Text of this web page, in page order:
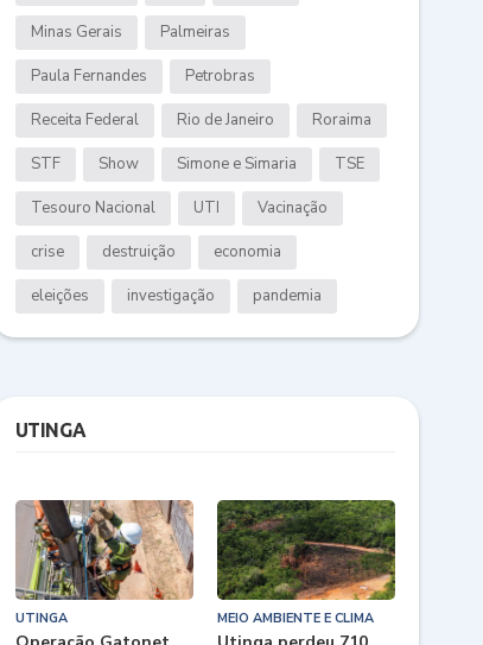
Minas Gerais Palmeiras
Paula Fernandes Petrobras
Receita Federal Rio de Janeiro Roraima
STF Show Simone e Simaria TSE
Tesouro Nacional UTI Vacinação
crise destruição economia
eleições investigação pandemia
UTINGA
UTINGA MEIO AMBIENTE E CLIMA